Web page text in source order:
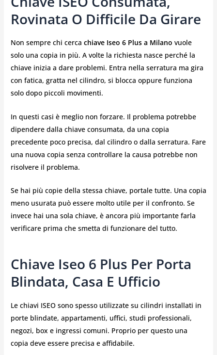
Rovinata O Difficile Da Girare
Non sempre chi cerca chiave Iseo 6 Plus a Milano vuole
solo una copia in più. A volte la richiesta nasce perché la
chiave inizia a dare problemi. Entra nella serratura ma gira
con fatica, gratta nel cilindro, si blocca oppure funziona
solo dopo piccoli movimenti.
In questi casi è meglio non forzare. Il problema potrebbe
dipendere dalla chiave consumata, da una copia
precedente poco precisa, dal cilindro o dalla serratura. Fare
una nuova copia senza controllare la causa potrebbe non
risolvere il problema.
Se hai più copie della stessa chiave, portale tutte. Una copia
meno usurata può essere molto utile per il confronto. Se
invece hai una sola chiave, è ancora più importante farla
verificare prima che smetta di funzionare del tutto.
Chiave Iseo 6 Plus Per Porta
Blindata, Casa E Ufficio
Le chiavi ISEO sono spesso utilizzate su cilindri installati in
porte blindate, appartamenti, uffici, studi professionali,
negozi, box e ingressi comuni. Proprio per questo una
copia deve essere precisa e affidabile.